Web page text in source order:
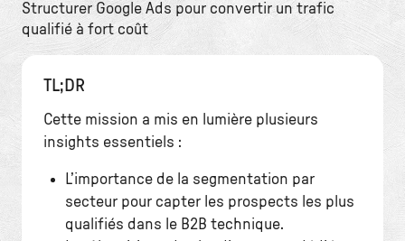
Structurer Google Ads pour convertir un trafic
qualifié à fort coût
TL;DR
Cette mission a mis en lumière plusieurs
insights essentiels :
L’importance de la segmentation par
secteur pour capter les prospects les plus
qualifiés dans le B2B technique.